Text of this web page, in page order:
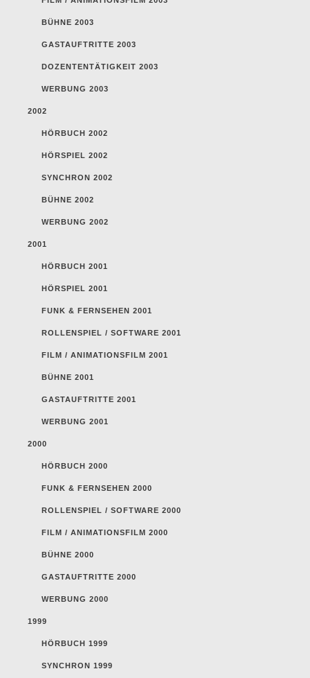
BÜHNE 2003
GASTAUFTRITTE 2003
DOZENTENTÄTIGKEIT 2003
WERBUNG 2003
2002
HÖRBUCH 2002
HÖRSPIEL 2002
SYNCHRON 2002
BÜHNE 2002
WERBUNG 2002
2001
HÖRBUCH 2001
HÖRSPIEL 2001
FUNK & FERNSEHEN 2001
ROLLENSPIEL / SOFTWARE 2001
FILM / ANIMATIONSFILM 2001
BÜHNE 2001
GASTAUFTRITTE 2001
WERBUNG 2001
2000
HÖRBUCH 2000
FUNK & FERNSEHEN 2000
ROLLENSPIEL / SOFTWARE 2000
FILM / ANIMATIONSFILM 2000
BÜHNE 2000
GASTAUFTRITTE 2000
WERBUNG 2000
1999
HÖRBUCH 1999
SYNCHRON 1999